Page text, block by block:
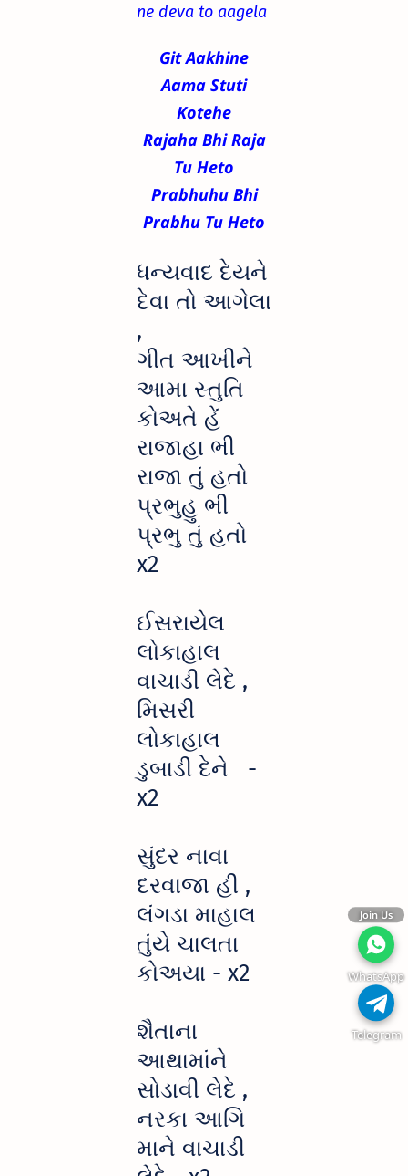
ne deva to aagela
Git Aakhine
Aama Stuti
Kotehe
Rajaha Bhi Raja
Tu Heto
Prabhuhu Bhi
Prabhu Tu Heto
ધન્યવાદ દેયને
દેવા તો આગેલા
,
ગીત આખીને
આમા સ્તુતિ
કોઅતે હેં
રાજાહા ભી
રાજા તું હતો
પ્રભુહુ ભી
પ્રભુ તું હતો
x2
ઈસરાયેલ
લોકાહાલ
વાચાડી લેદે ,
મિસરી
લોકાહાલ
ડુબાડી દેને -
x2
સુંદર નાવા
દરવાજા હી ,
લંગડા માહાલ
તુંયે ચાલતા
કોઅયા - x2
શૈતાના
આથામાંને
સોડાવી લેદે ,
નરકા આગિ
માને વાચાડી
Join Us
WhatsApp
Telegram